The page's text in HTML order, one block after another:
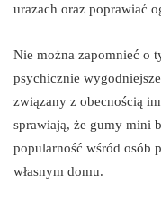
urazach oraz poprawiać
Nie można zapomnieć o
psychicznie
związany z obecnością
sprawiają, że gumy mini
popularność wśród osób
własnym domu.